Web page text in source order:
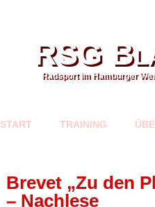
RSG
Radsport im Hamburger
START TRAINING
Brevet „Zu den
– Nachlese